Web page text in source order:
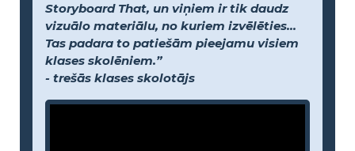
Storyboard That, un viņiem ir tik daudz
vizuālo materiālu, no kuriem izvēlēties...
Tas padara to patiešām pieejamu visiem
klases skolēniem.”
- trešās klases skolotājs